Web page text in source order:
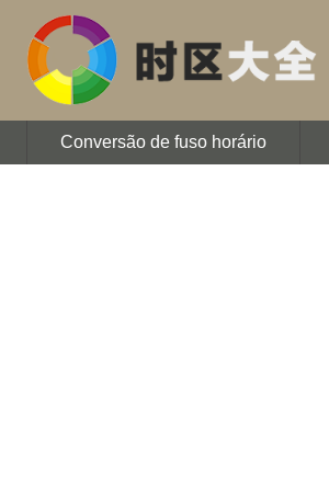
Conversão de fuso horário